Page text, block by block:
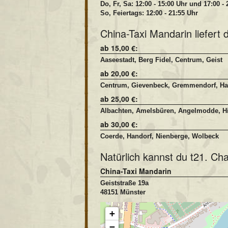
Do, Fr, Sa: 12:00 - 15:00 Uhr und 17:00 -
So, Feiertags: 12:00 - 21:55 Uhr
China-Taxi Mandarin liefert
ab 15,00 €:
Aaseestadt, Berg Fidel, Centrum, Geist
ab 20,00 €:
Centrum, Gievenbeck, Gremmendorf,
ab 25,00 €:
Albachten, Amelsbüren, Angelmodde,
ab 30,00 €:
Coerde, Handorf, Nienberge, Wolbeck
Natürlich kannst du t21.
China-Taxi Mandarin
Geiststraße 19a
48151 Münster
+